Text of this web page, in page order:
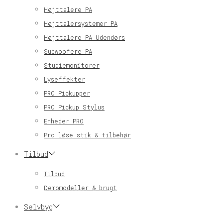
Højttalere PA
Højttalersystemer PA
Højttalere PA Udendørs
Subwoofere PA
Studiemonitorer
Lyseffekter
PRO Pickupper
PRO Pickup Stylus
Enheder PRO
Pro løse stik & tilbehør
Tilbud
Tilbud
Demomodeller & brugt
Selvbyg